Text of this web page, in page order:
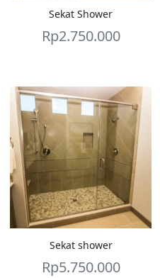
Sekat Shower
Rp2.750.000
Sekat shower
Rp5.750.000